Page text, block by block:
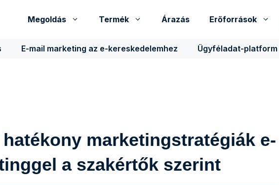
Megoldás Termék Árazás Erőforrások
E-mail marketing az e-kereskedelemhez Ügyféladat-platform
marketingstratégiák e-
a szakértők szerint